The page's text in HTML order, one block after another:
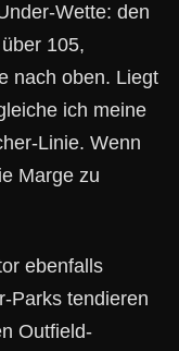
Wette: den
105,
nach oben. Liegt
ich meine
Linie. Wenn
Marge zu
ebenfalls
Parks tendieren
Outfield-